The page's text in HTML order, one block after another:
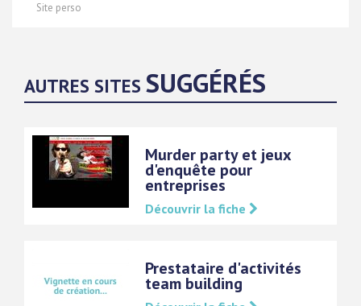
Site perso
AUTRES SITES SUGGÉRÉS
Murder party et jeux
d'enquête pour
entreprises
Découvrir la fiche
Prestataire d'activités
team building